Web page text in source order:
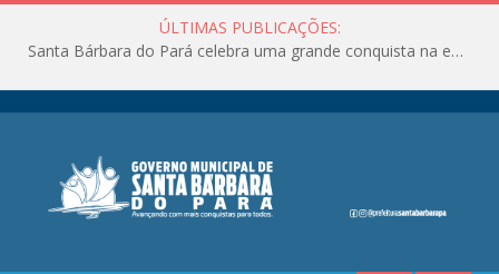
ÚLTIMAS PUBLICAÇÕES:
Santa Bárbara do Pará celebra uma grande conquista na educação!